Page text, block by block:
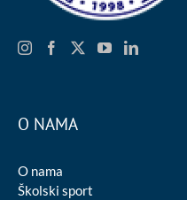
O NAMA
O nama
Školski sport